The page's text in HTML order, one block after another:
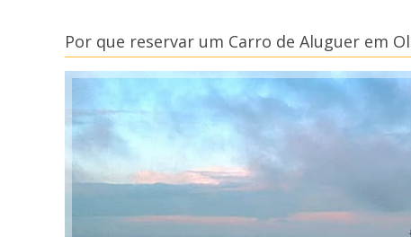
Por que reservar um Carro de Aluguer em